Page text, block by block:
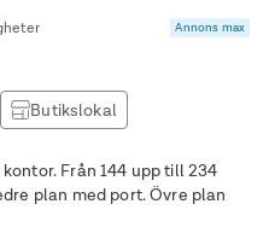
Annons max
Butikslokal
Från 144 upp till 234
plan med port. Övre plan